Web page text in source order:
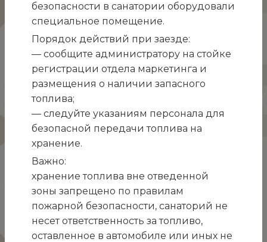
Нафталан — сорт нефти черно-коричневого
цвета с характерным запахом. Основными
средствами воздействия являются
углеводороды, входящие в состав многих
ферментов, гормонов и других физиологически
активных веществ. За счет этого активируется
интенсивность защитных функций и обменных
процессов, а также усиливается сперматогенез.
Во многих отраслях медицины нафталан
считается незаменимым методом лечения.
Соответственно, в организме человека
нафталан оказывает прямое действие
практически на все системы организма.
безопасности в санатории оборудовали
специальное помещение.
Порядок действий при заезде:
— сообщите администратору на стойке
регистрации отдела маркетинга и
размещения о наличии запасного
топлива;
— следуйте указаниям персонала для
безопасной передачи топлива на
хранение.
Важно:
хранение топлива вне отведенной
зоны запрещено по правилам
пожарной безопасности, санаторий не
несет ответственность за топливо,
оставленное в автомобиле или иных не